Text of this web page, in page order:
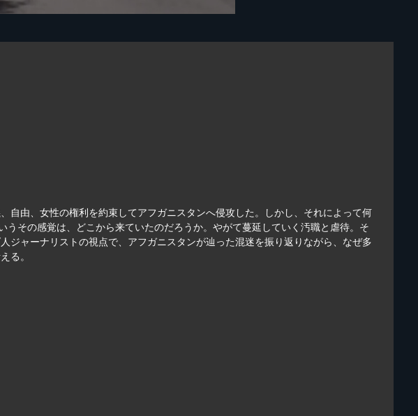
自由、女性の権利を約束してアフガニスタンへ侵攻した。しかし、それによって何
その感覚は、どこから来ていたのだろうか。やがて蔓延していく汚職と虐待。そ
ジャーナリストの視点で、アフガニスタンが辿った混迷を振り返りながら、なぜ多
る。